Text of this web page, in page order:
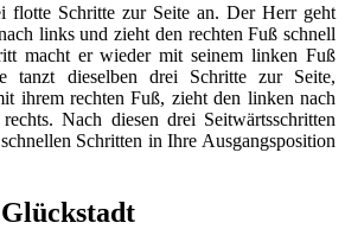
flotte Schritte zur Seite an. Der Herr geht
links und zieht den rechten Fuß schnell
macht er wieder mit seinem linken Fuß
tanzt dieselben drei Schritte zur Seite,
ihrem rechten Fuß, zieht den linken nach
Nach diesen drei Seitwärtsschritten
Schritten in Ihre Ausgangsposition